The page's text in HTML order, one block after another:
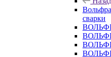
сварки